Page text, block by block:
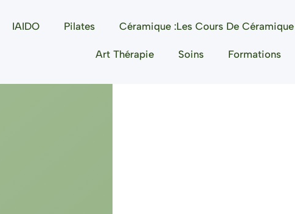
IAIDO Pilates Céramique :les Cours De
Art Thérapie Soins Formations